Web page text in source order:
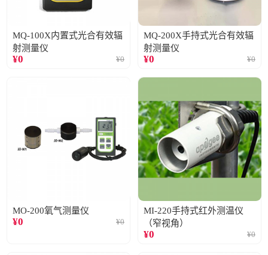
MQ-100X内置式光合有效辐
射测量仪
¥0 ¥0
MQ-200X手持式光合有效辐
射测量仪
¥0 ¥0
MO-200氧气测量仪
¥0 ¥0
MI-220手持式红外测温仪
（窄视角）
¥0 ¥0